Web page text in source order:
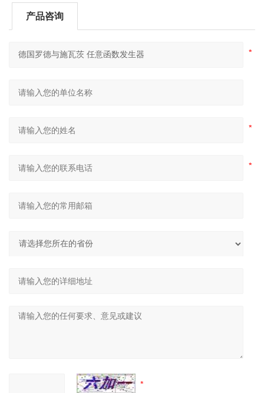
产品咨询